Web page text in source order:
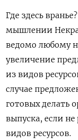
Где здесь
мышлении
ведомо любому
увеличение
из видов
случае
готовых делать
выпуска, если
видов ресурсов.